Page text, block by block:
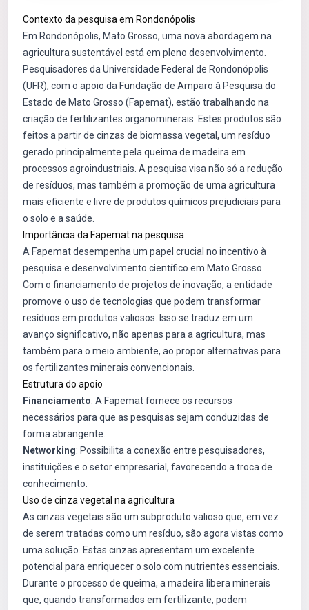
Contexto da pesquisa em Rondonópolis
Em Rondonópolis, Mato Grosso, uma nova abordagem na
agricultura sustentável está em pleno desenvolvimento.
Pesquisadores da Universidade Federal de Rondonópolis
(UFR), com o apoio da Fundação de Amparo à Pesquisa do
Estado de Mato Grosso (Fapemat), estão trabalhando na
criação de fertilizantes organominerais. Estes produtos são
feitos a partir de cinzas de biomassa vegetal, um resíduo
gerado principalmente pela queima de madeira em
processos agroindustriais. A pesquisa visa não só a redução
de resíduos, mas também a promoção de uma agricultura
mais eficiente e livre de produtos químicos prejudiciais para
o solo e a saúde.
Importância da Fapemat na pesquisa
A Fapemat desempenha um papel crucial no incentivo à
pesquisa e desenvolvimento científico em Mato Grosso.
Com o financiamento de projetos de inovação, a entidade
promove o uso de tecnologias que podem transformar
resíduos em produtos valiosos. Isso se traduz em um
avanço significativo, não apenas para a agricultura, mas
também para o meio ambiente, ao propor alternativas para
os fertilizantes minerais convencionais.
Estrutura do apoio
Financiamento: A Fapemat fornece os recursos
necessários para que as pesquisas sejam conduzidas de
forma abrangente.
Networking: Possibilita a conexão entre pesquisadores,
instituições e o setor empresarial, favorecendo a troca de
conhecimento.
Uso de cinza vegetal na agricultura
As cinzas vegetais são um subproduto valioso que, em vez
de serem tratadas como um resíduo, são agora vistas como
uma solução. Estas cinzas apresentam um excelente
potencial para enriquecer o solo com nutrientes essenciais.
Durante o processo de queima, a madeira libera minerais
que, quando transformados em fertilizante, podem